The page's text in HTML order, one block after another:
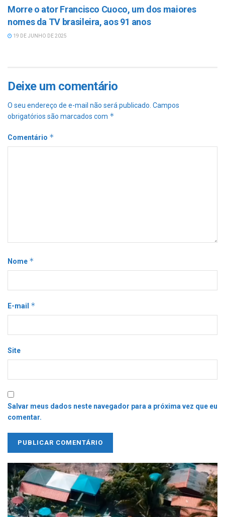
Morre o ator Francisco Cuoco, um dos maiores
nomes da TV brasileira, aos 91 anos
19 DE JUNHO DE 2025
Deixe um comentário
O seu endereço de e-mail não será publicado. Campos
obrigatórios são marcados com *
Comentário *
Nome *
E-mail *
Site
Salvar meus dados neste navegador para a próxima vez que eu
comentar.
Tocador
de
vídeo